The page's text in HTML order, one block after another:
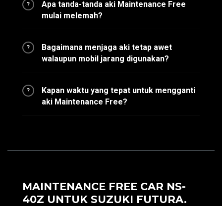
?
Apa tanda-tanda aki Maintenance Free
mulai melemah?
?
Bagaimana menjaga aki tetap awet
walaupun mobil jarang digunakan?
?
Kapan waktu yang tepat untuk mengganti
aki Maintenance Free?
MAINTENANCE FREE CAR NS-
40Z UNTUK SUZUKI FUTURA.